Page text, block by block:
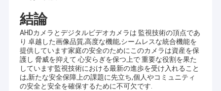
結論
AHDカメラとデジタルビデオカメラは 監視技術の頂点であ
り 卓越した画像品質,高度な機能,シームレスな統合機能を
提供しています家庭の安全のためにこのカメラは資産を保
護し 脅威を抑えて 心安らぎを保つ上で 重要な役割を果た
しています監視技術における最新の進歩を受け入れること
は,新たな安全保障上の課題に先立ち,個人やコミュニティ
の安全と安全を確保するために不可欠です.